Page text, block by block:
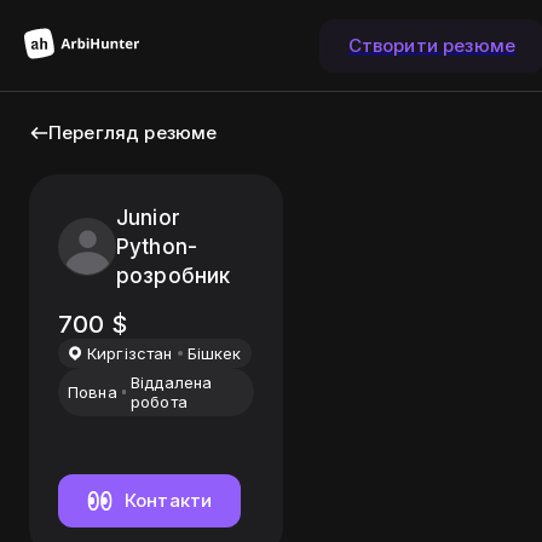
Створити резюме
Перегляд резюме
Junior
Python-
розробник
700 $
Киргiзстан
Бiшкек
Повна
Віддалена
робота
Контакти